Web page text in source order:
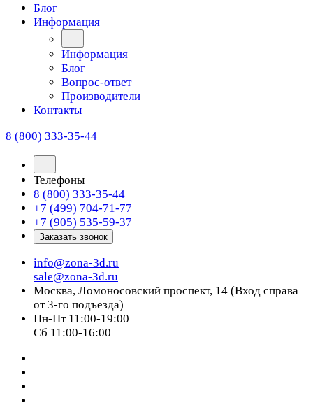
Блог
Информация
Информация
Блог
Вопрос-ответ
Производители
Контакты
8 (800) 333-35-44
Телефоны
8 (800) 333-35-44
+7 (499) 704-71-77
+7 (905) 535-59-37
Заказать звонок
info@zona-3d.ru
sale@zona-3d.ru
Москва, Ломоносовский проспект, 14 (Вход справа
от 3-го подъезда)
Пн-Пт 11:00-19:00
Сб 11:00-16:00